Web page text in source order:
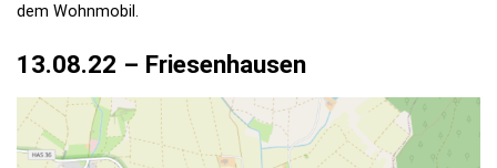
dem Wohnmobil.
13.08.22 – Friesenhausen